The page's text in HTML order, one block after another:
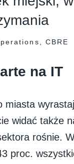
CBRE
na IT
miasta
widać także
rośnie.
proc.